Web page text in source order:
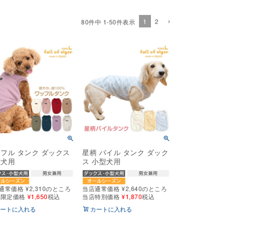
80件中 1-50件表示 1 2
ル タンク ダックス
用
常価格 ¥2,310のところ
定価格 ¥1,650税込
トに入れる
星柄 パイル タンク ダック
ス 小型犬用
当店通常価格 ¥2,640のところ
当店特別価格 ¥1,870税込
カートに入れる